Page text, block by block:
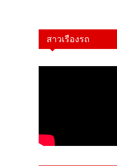
สาวเรืองรถ